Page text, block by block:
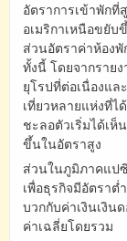
อัตราการเข้าพัก
อเมริกาเหนือขยั
ส่วนอัตราค่าห้อง
ทั้งนี้ โดยจากราย
ยุโรปที่ต่อเนื่องแ
เที่ยวหลายแห่งที่ไ
ชะลอตัวเริ่มได้เห็
ขึ้นในอัตราสูง
ส่วนในภูมิภาคแป
เพื่อธุรกิจมีอัตราต่
บวกกับค่าเงินเงิน
ค่าเฉลี่ยโดยรวม